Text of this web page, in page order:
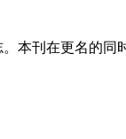
本刊在更名的